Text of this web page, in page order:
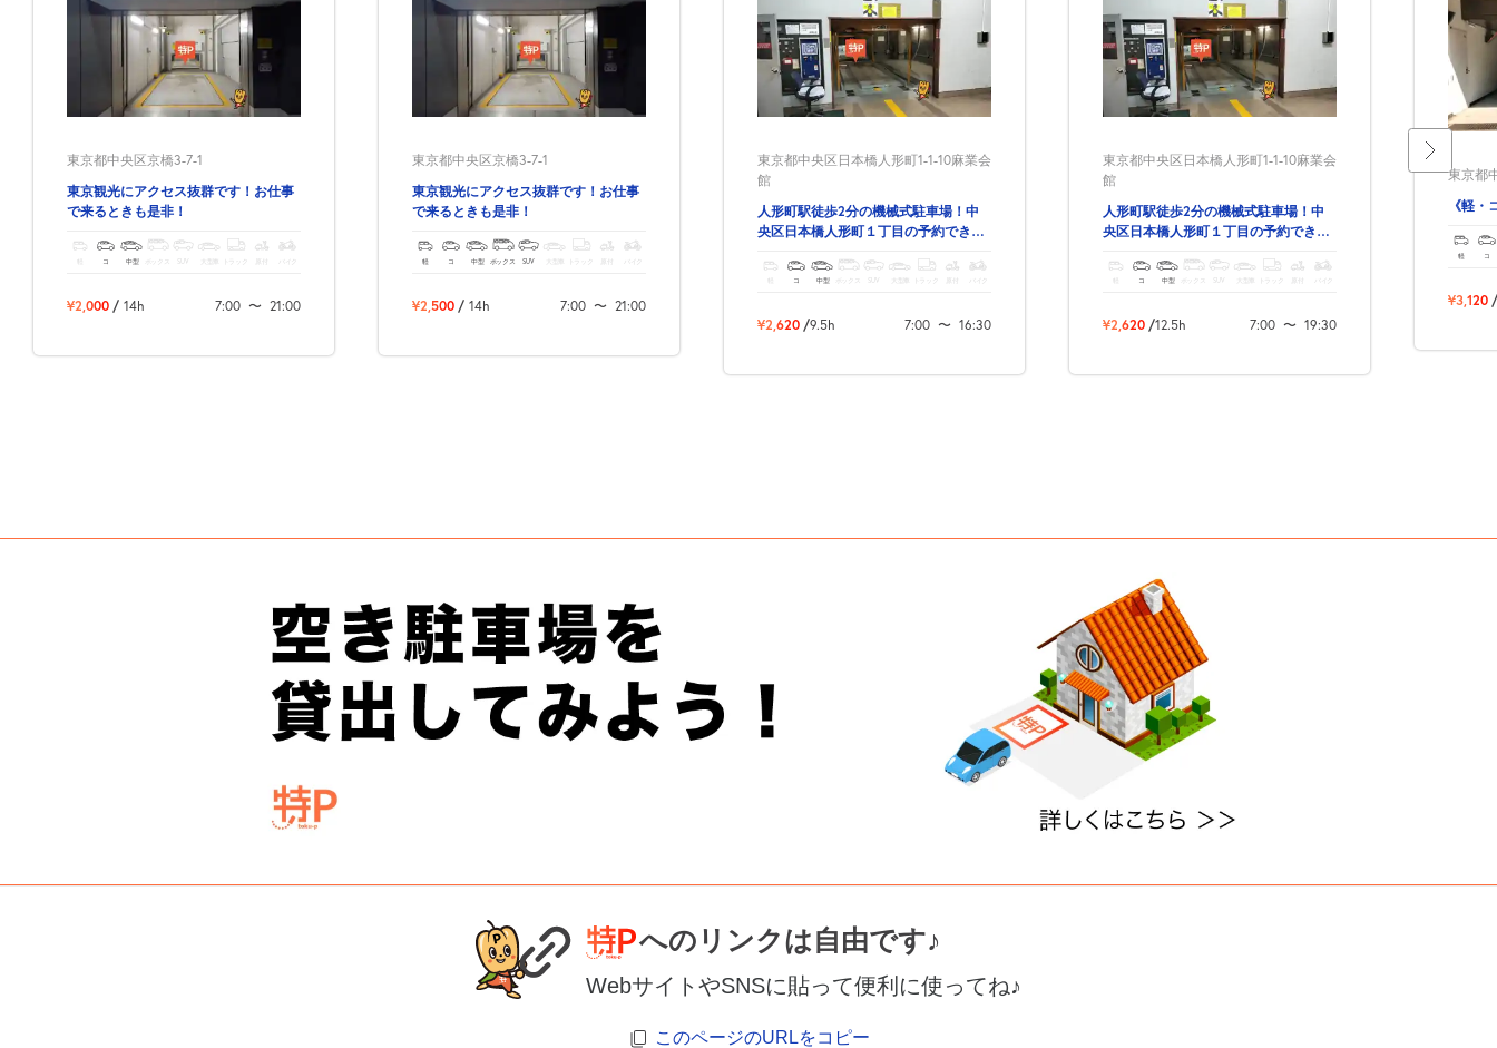
東京都中央区京橋3-7-1
東京観光にアクセス抜群です！お仕事
で来るときも是非！
軽 コ 中型 ボックス SUV 大型車 トラック バイク
¥2,000 / 14h 7:00 〜 21:00
東京都中央区京橋3-7-1
東京観光にアクセス抜群です！お仕事
で来るときも是非！
軽 コ 中型 ボックス SUV 大型車 トラック バイク
¥2,500 / 14h 7:00 〜 21:00
東京都中央区日本橋人形町1-1-10麻業会
館
人形町駅徒歩2分の機械式駐車場！中
央区日本橋人形町１丁目の予約できる
コ 中型 ボックス SUV トラック バイク
¥2,620 /9.5h 7:00 〜 16:30
東京都中央区日本橋人形町1-1-10麻業会
館
人形町駅徒歩2分の機械式駐車場！中
央区日本橋人形町１丁目の予約できる
コ 中型 ボックス SUV トラック バイク
¥2,620 /12.5h 7:00 〜 19:30
東京都
《軽・
軽 コ
¥3,120 /
へのリンクは自由です♪
WebサイトやSNSに貼って便利に使ってね♪
このページのURLをコピー